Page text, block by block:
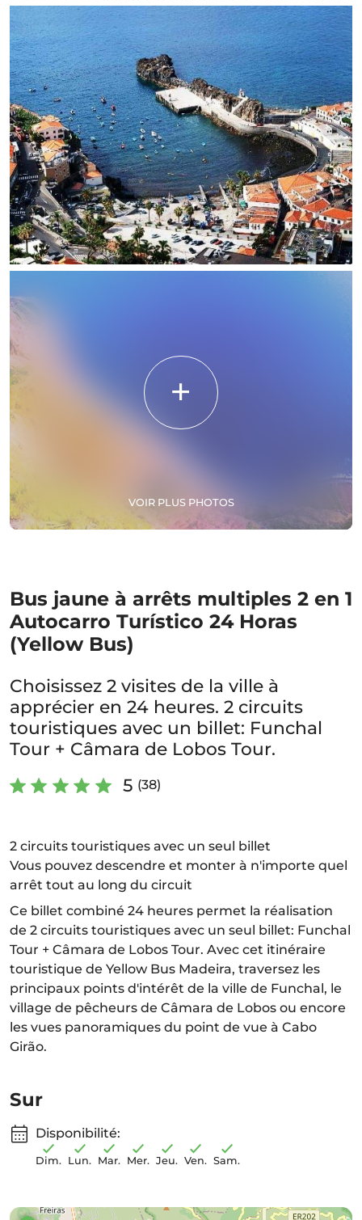
VOIR PLUS PHOTOS
Bus jaune à arrêts multiples 2 en 1
Autocarro Turístico 24 Horas
(Yellow Bus)
Choisissez 2 visites de la ville à
apprécier en 24 heures. 2 circuits
touristiques avec un billet: Funchal
Tour + Câmara de Lobos Tour.
5 (38)
2 circuits touristiques avec un seul billet
Vous pouvez descendre et monter à n'importe quel
arrêt tout au long du circuit
Ce billet combiné 24 heures permet la réalisation
de 2 circuits touristiques avec un seul billet: Funchal
Tour + Câmara de Lobos Tour. Avec cet itinéraire
touristique de Yellow Bus Madeira, traversez les
principaux points d'intérêt de la ville de Funchal, le
village de pêcheurs de Câmara de Lobos ou encore
les vues panoramiques du point de vue à Cabo
Girão.
Sur
Disponibilité:
Dim. Lun. Mar. Mer. Jeu. Ven. Sam.